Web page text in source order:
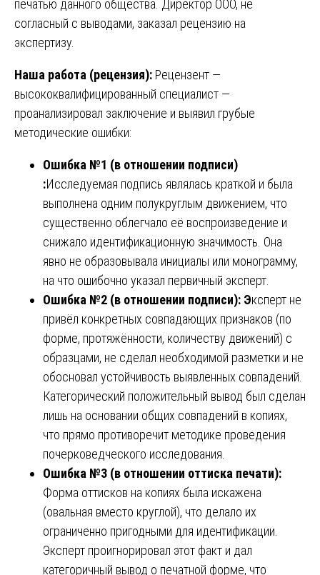
печатью данного общества. Директор ООО, не
согласный с выводами, заказал рецензию на
экспертизу.
Наша работа (рецензия): Рецензент —
высококвалифицированный специалист —
проанализировал заключение и выявил грубые
методические ошибки:
Ошибка №1 (в отношении подписи)
:Исследуемая подпись являлась краткой и была
выполнена одним полукруглым движением, что
существенно облегчало её воспроизведение и
снижало идентификационную значимость. Она
явно не образовывала инициалы или монограмму,
на что ошибочно указал первичный эксперт.
Ошибка №2 (в отношении подписи): Эксперт не
привёл конкретных совпадающих признаков (по
форме, протяжённости, количеству движений) с
образцами, не сделал необходимой разметки и не
обосновал устойчивость выявленных совпадений.
Категорический положительный вывод был сделан
лишь на основании общих совпадений в копиях,
что прямо противоречит методике проведения
почерковедческого исследования.
Ошибка №3 (в отношении оттиска печати):
Форма оттисков на копиях была искажена
(овальная вместо круглой), что делало их
ограниченно пригодными для идентификации.
Эксперт проигнорировал этот факт и дал
категоричный вывод о печатной форме, что